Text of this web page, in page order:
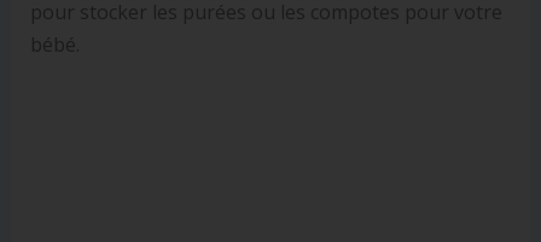
pour stocker les purées ou les compotes pour votre
bébé.